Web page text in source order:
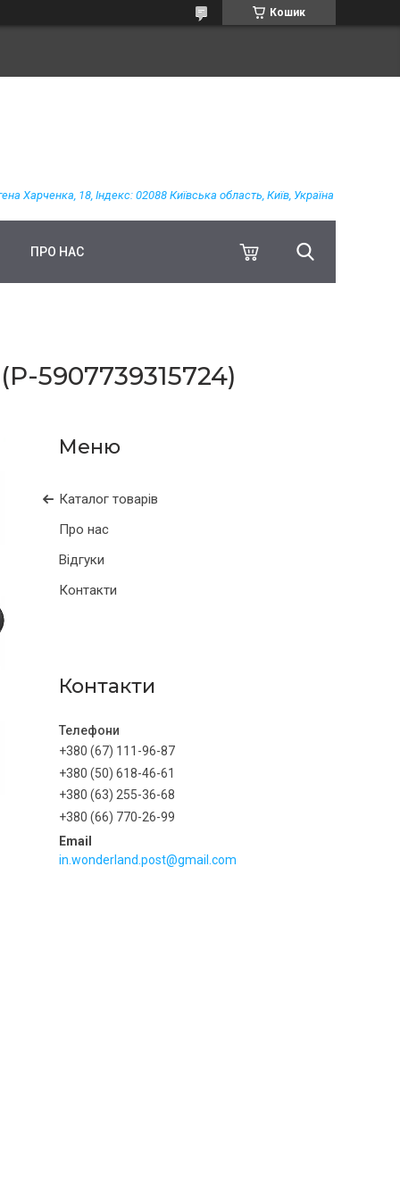
Кошик
Харченка, 18, Індекс: 02088 Київська область, Київ, Україна
ПРО НАС
5907739315724)
Каталог товарів
Про нас
Відгуки
Контакти
Контакти
+380 (67) 111-96-87
+380 (50) 618-46-61
+380 (63) 255-36-68
+380 (66) 770-26-99
in.wonderland.post@gmail.com